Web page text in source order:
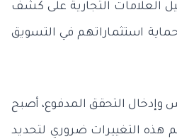
العلامات التجارية على كشف
استثماراتهم في التسويق
وإدخال التحقق المدفوع، أصبح
هذه التغييرات ضروري لتحديد